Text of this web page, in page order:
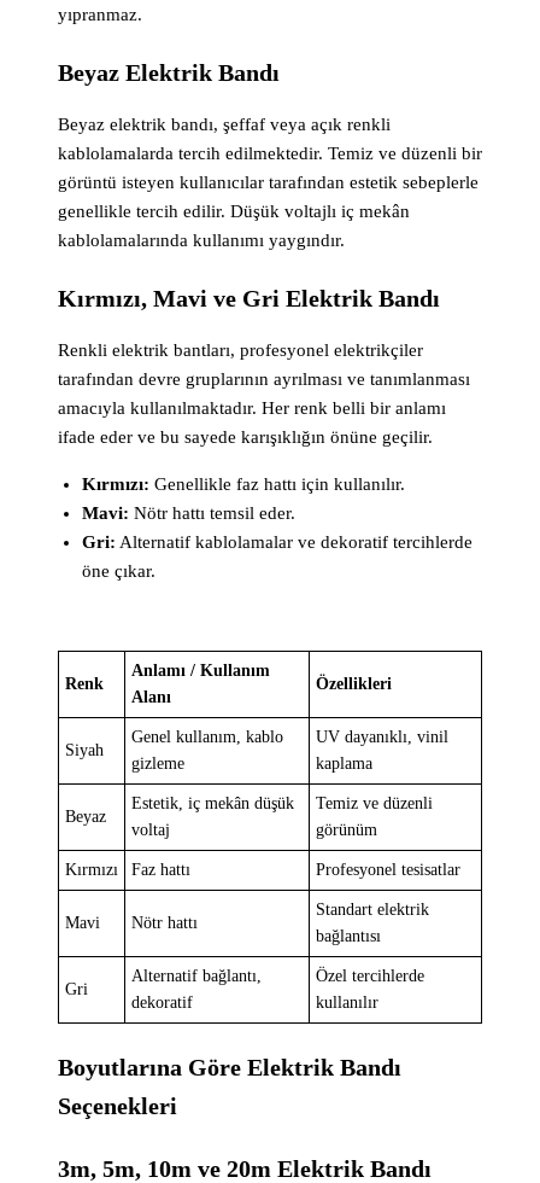
yıpranmaz.
Beyaz Elektrik Bandı
Beyaz elektrik bandı, şeffaf veya açık renkli
kablolamalarda tercih edilmektedir. Temiz ve düzenli bir
görüntü isteyen kullanıcılar tarafından estetik sebeplerle
genellikle tercih edilir. Düşük voltajlı iç mekân
kablolamalarında kullanımı yaygındır.
Kırmızı, Mavi ve Gri Elektrik Bandı
Renkli elektrik bantları, profesyonel elektrikçiler
tarafından devre gruplarının ayrılması ve tanımlanması
amacıyla kullanılmaktadır. Her renk belli bir anlamı
ifade eder ve bu sayede karışıklığın önüne geçilir.
Kırmızı: Genellikle faz hattı için kullanılır.
Mavi: Nötr hattı temsil eder.
Gri: Alternatif kablolamalar ve dekoratif tercihlerde
öne çıkar.
Renk
Anlamı / Kullanım
Alanı
Özellikleri
Siyah
Genel kullanım, kablo
gizleme
UV dayanıklı, vinil
kaplama
Beyaz
Estetik, iç mekân düşük
voltaj
Temiz ve düzenli
görünüm
Kırmızı Faz hattı Profesyonel tesisatlar
Mavi Nötr hattı
Standart elektrik
bağlantısı
Gri
Alternatif bağlantı,
dekoratif
Özel tercihlerde
kullanılır
Boyutlarına Göre Elektrik Bandı
Seçenekleri
3m, 5m, 10m ve 20m Elektrik Bandı